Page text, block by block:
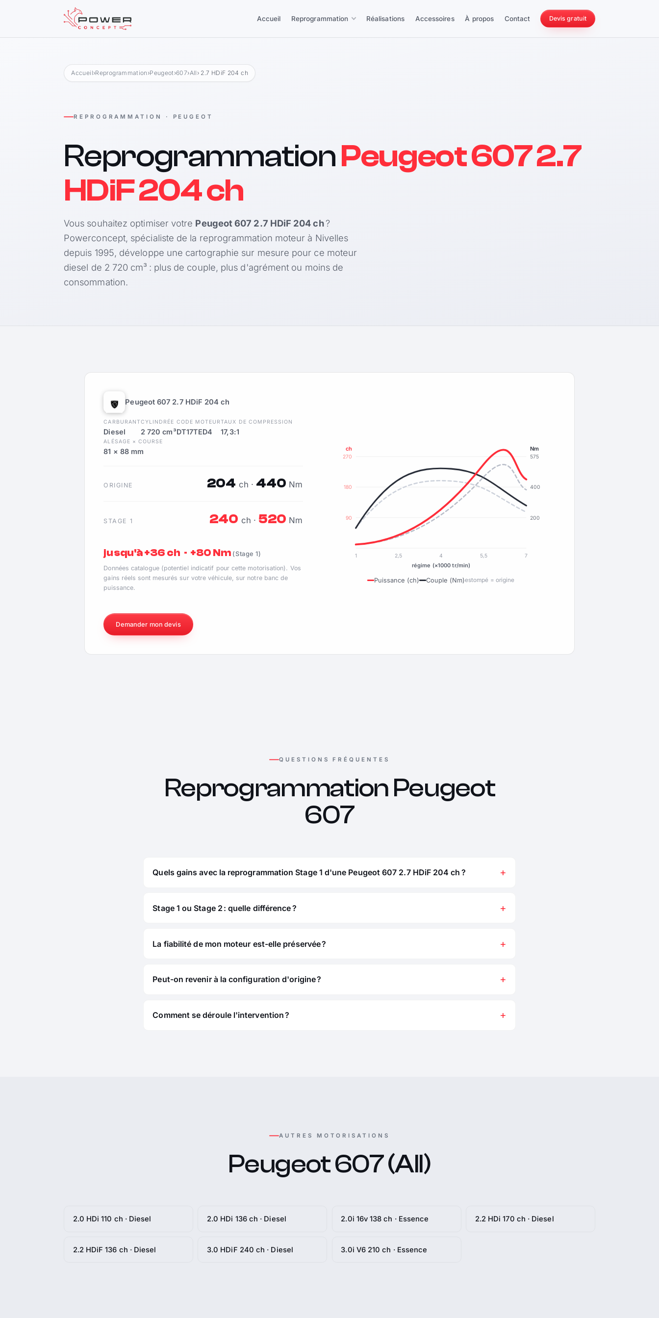
Accueil Reprogrammation Réalisations Accessoires À propos Contact Devis gratuit
228 Nm
Accueil›Reprogrammation ›Peugeot›607›All › 2.7 HDiF 204 ch
REPROGRAMMATION · PEUGEOT
ReprogrammationPeugeot 607 2.7
HDiF 204 ch
Vous souhaitez optimiser votre Peugeot 607 2.7 HDiF 204 ch?
Powerconcept, spécialiste de la reprogrammation moteur à Nivelles
depuis 1995, développe une cartographie sur mesure pour ce moteur
diesel de 2 720 cm³ : plus de couple, plus d'agrément ou moins de
consommation.
Peugeot 607 2.7 HDiF 204 ch
CARBURANT
Diesel
CYLINDRÉE
2 720 cm³
CODE MOTEUR
DT17TED4
TAUX DE COMPRESSION
17,3:1
ALÉSAGE × COURSE
81 × 88 mm
ORIGINE 204 ch · 440 Nm
STAGE 1 240 ch · 520 Nm
jusqu'à +36 ch · +80 Nm (Stage 1)
Données catalogue (potentiel indicatif pour cette motorisation). Vos
gains réels sont mesurés sur votre véhicule, sur notre banc de
puissance.
90
180
270
200
400
575
ch Nm
1 2,5 4 5,5 7
régime (×1000 tr/min)
Puissance (ch) Couple (Nm)estompé = origine
Demander mon devis
QUESTIONS FRÉQUENTES
Reprogrammation Peugeot
607
Quels gains avec la reprogrammation Stage 1 d'une Peugeot 607 2.7 HDiF 204 ch ?
Stage 1 ou Stage 2 : quelle différence ?
La fiabilité de mon moteur est-elle préservée ?
Peut-on revenir à la configuration d'origine ?
Comment se déroule l'intervention ?
AUTRES MOTORISATIONS
Peugeot 607 (All)
2.0 HDi 110 ch · Diesel 2.0 HDi 136 ch · Diesel 2.0i 16v 138 ch · Essence 2.2 HDi 170 ch · Diesel
2.2 HDiF 136 ch · Diesel 3.0 HDiF 240 ch · Diesel 3.0i V6 210 ch · Essence